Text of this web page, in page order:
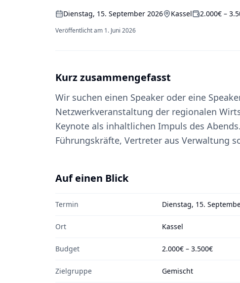
Dienstag, 15. September 2026 Kassel 2.000€ –
Veröffentlicht am 1. Juni 2026
Kurz zusammengefasst
Wir suchen einen Speaker oder eine
Netzwerkveranstaltung der regionalen
Keynote als inhaltlichen Impuls des
Führungskräfte, Vertreter aus Verwaltung
Auf einen Blick
Termin Dienstag, 15.
Ort Kassel
Budget 2.000€ – 3.500€
Zielgruppe Gemischt